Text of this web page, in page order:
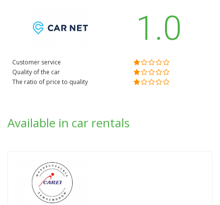
1.0
Customer service
Quality of the car
The ratio of price to quality
Available in car rentals